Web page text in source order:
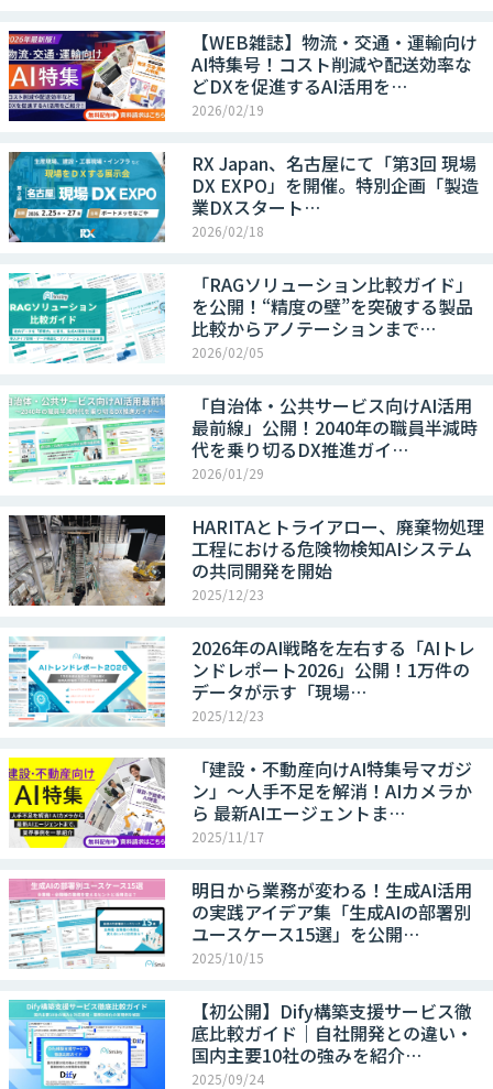
【WEB雑誌】物流・交通・運輸向け
AI特集号！コスト削減や配送効率な
どDXを促進するAI活用を…
2026/02/19
RX Japan、名古屋にて「第3回 現場
DX EXPO」を開催。特別企画「製造
業DXスタート…
2026/02/18
「RAGソリューション比較ガイド」
を公開！“精度の壁”を突破する製品
比較からアノテーションまで…
2026/02/05
「自治体・公共サービス向けAI活用
最前線」公開！2040年の職員半減時
代を乗り切るDX推進ガイ…
2026/01/29
HARITAとトライアロー、廃棄物処理
工程における危険物検知AIシステム
の共同開発を開始
2025/12/23
2026年のAI戦略を左右する「AIトレ
ンドレポート2026」公開！1万件の
データが示す「現場…
2025/12/23
「建設・不動産向けAI特集号マガジ
ン」～人手不足を解消！AIカメラか
ら 最新AIエージェントま…
2025/11/17
明日から業務が変わる！生成AI活用
の実践アイデア集「生成AIの部署別
ユースケース15選」を公開…
2025/10/15
【初公開】Dify構築支援サービス徹
底比較ガイド｜自社開発との違い・
国内主要10社の強みを紹介…
2025/09/24